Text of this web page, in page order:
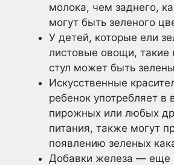
молока, чем заднего,
могут быть зеленого
У детей, которые ели
листовые овощи, такие
стул может быть
Искусственные
ребенок употребляет в
пирожных или любых
питания, также могут
появлению зеленых
Добавки железа — еще